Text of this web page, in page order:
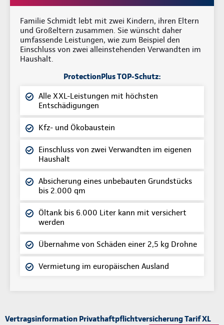
Familie Schmidt lebt mit zwei Kindern, ihren Eltern
und Großeltern zusammen. Sie wünscht daher
umfassende Leistungen, wie zum Beispiel den
Einschluss von zwei alleinstehenden Verwandten im
Haushalt.
ProtectionPlus TOP-Schutz:
Alle XXL-Leistungen mit höchsten
Entschädigungen
Kfz- und Ökobaustein
Einschluss von zwei Verwandten im eigenen
Haushalt
Absicherung eines unbebauten Grundstücks
bis 2.000 qm
Öltank bis 6.000 Liter kann mit versichert
werden
Übernahme von Schäden einer 2,5 kg Drohne
Vermietung im europäischen Ausland
Vertragsinformation Privathaftpflichtversicherung Tarif XL